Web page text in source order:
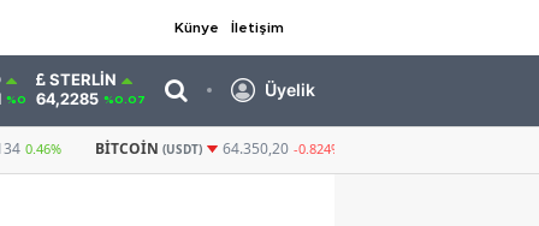
Künye İletişim
%0
STERLIN
64,2285 %0.07 Üyelik
64.350,20 -0.824% GRAM ALTIN 6.581,91